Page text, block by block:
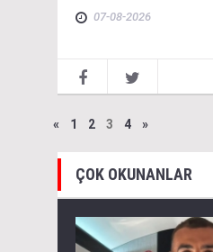
07-08-2026
« 1 2 3 4 »
ÇOK OKUNANLAR